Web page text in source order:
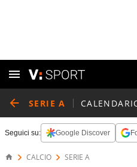
SERIE A
Seguici su: Google Discover
CALCIO SERIE A